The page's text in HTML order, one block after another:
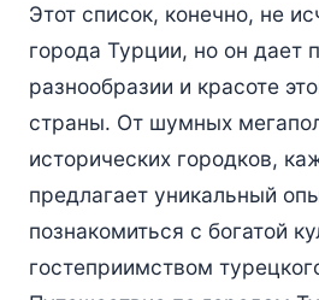
Этот список, конечно, не
города Турции, но он дает
разнообразии и красоте
страны. От шумных
исторических городков,
предлагает уникальный
познакомиться с богатой
гостеприимством